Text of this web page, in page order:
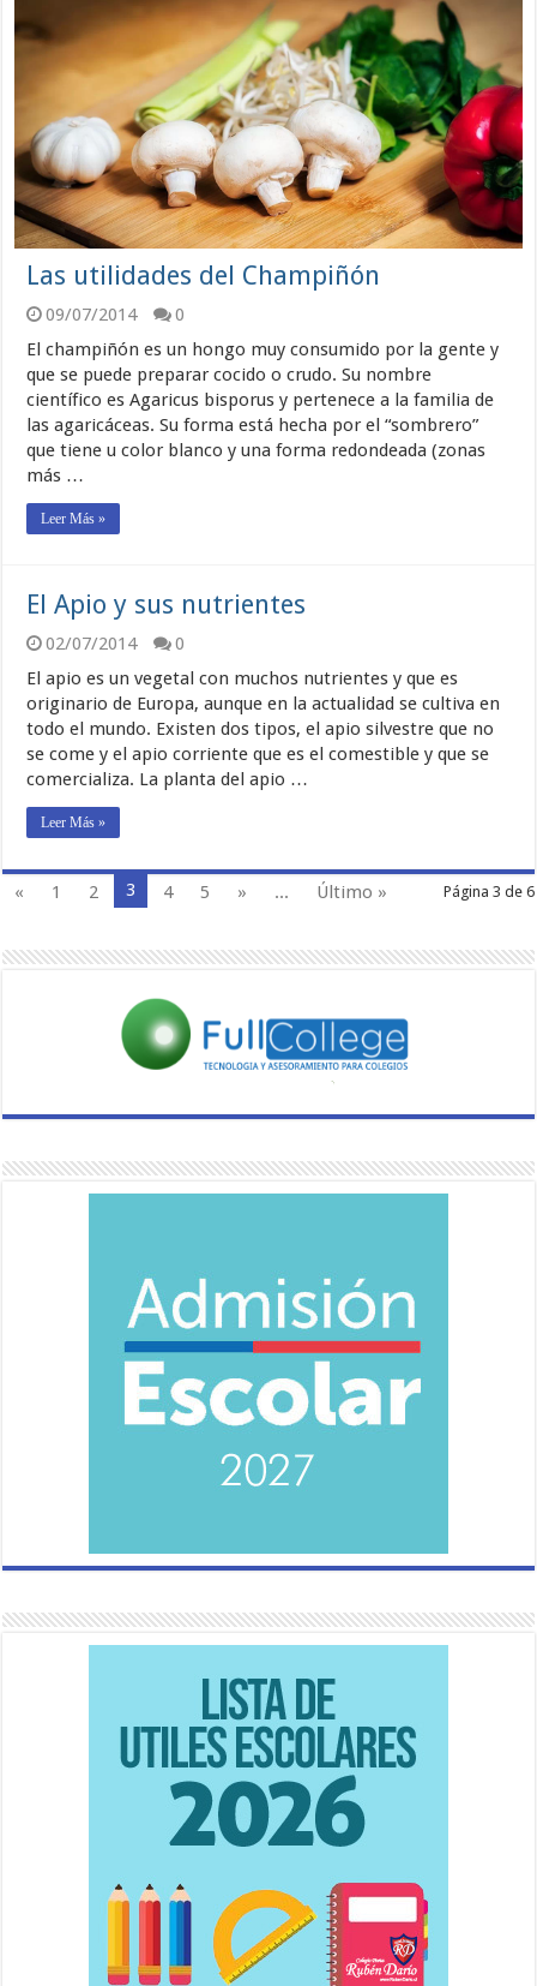
Las utilidades del Champiñón
09/07/2014
0
El champiñón es un hongo muy consumido por la gente y
que se puede preparar cocido o crudo. Su nombre
científico es Agaricus bisporus y pertenece a la familia de
las agaricáceas. Su forma está hecha por el “sombrero”
que tiene u color blanco y una forma redondeada (zonas
más …
Leer Más »
El Apio y sus nutrientes
02/07/2014
0
El apio es un vegetal con muchos nutrientes y que es
originario de Europa, aunque en la actualidad se cultiva en
todo el mundo. Existen dos tipos, el apio silvestre que no
se come y el apio corriente que es el comestible y que se
comercializa. La planta del apio …
Leer Más »
Página 3 de 6
« 1 2 3 4 5 » ... Último »